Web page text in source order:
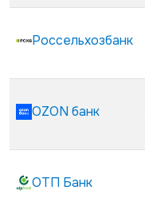
Россельхозбанк
OZON банк
ОТП Банк